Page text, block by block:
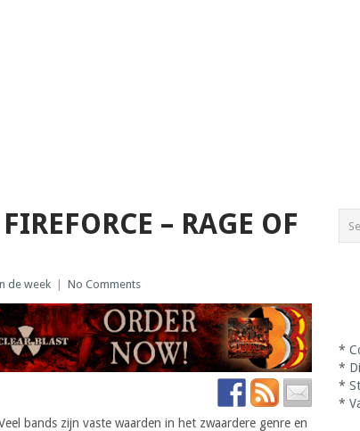
– RAGE OF
de week No Comments
bands zijn vaste waarden in het zwaardere genre en
*
*
*
*